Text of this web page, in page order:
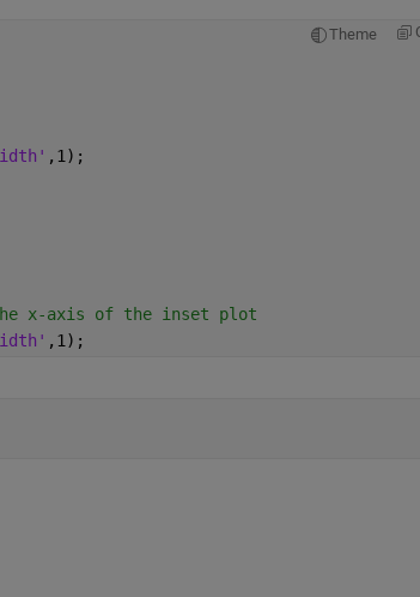
Theme
,1);
x-axis of the inset plot
,1);